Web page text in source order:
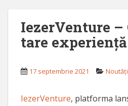
IezerVenture –
tare
17 septembrie 2021 Noutăţi
IezerVenture, platforma